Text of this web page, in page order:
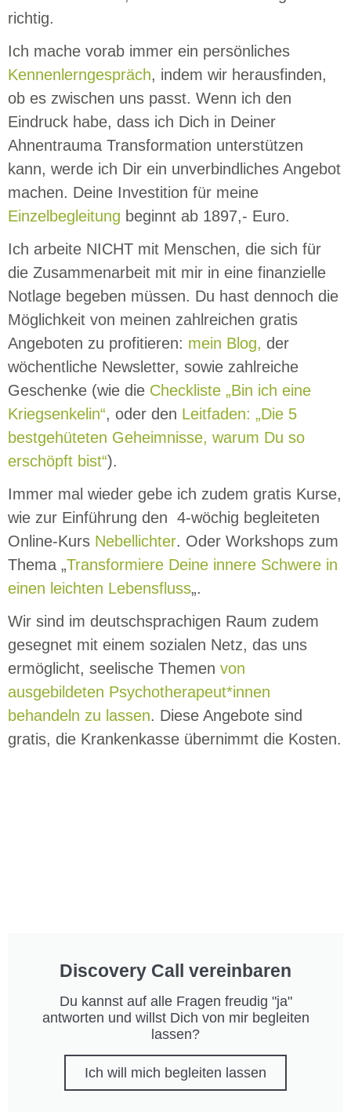
richtig.
Ich mache vorab immer ein persönliches
Kennenlerngespräch, indem wir herausfinden,
ob es zwischen uns passt. Wenn ich den
Eindruck habe, dass ich Dich in Deiner
Ahnentrauma Transformation unterstützen
kann, werde ich Dir ein unverbindliches Angebot
machen. Deine Investition für meine
Einzelbegleitung beginnt ab 1897,- Euro.
Ich arbeite NICHT mit Menschen, die sich für
die Zusammenarbeit mit mir in eine finanzielle
Notlage begeben müssen. Du hast dennoch die
Möglichkeit von meinen zahlreichen gratis
Angeboten zu profitieren: mein Blog, der
wöchentliche Newsletter, sowie zahlreiche
Geschenke (wie die Checkliste „Bin ich eine
Kriegsenkelin“, oder den Leitfaden: „Die 5
bestgehüteten Geheimnisse, warum Du so
erschöpft bist“).
Immer mal wieder gebe ich zudem gratis Kurse,
wie zur Einführung den 4-wöchig begleiteten
Online-Kurs Nebellichter. Oder Workshops zum
Thema „Transformiere Deine innere Schwere in
einen leichten Lebensfluss„.
Wir sind im deutschsprachigen Raum zudem
gesegnet mit einem sozialen Netz, das uns
ermöglicht, seelische Themen von
ausgebildeten Psychotherapeut*innen
behandeln zu lassen. Diese Angebote sind
gratis, die Krankenkasse übernimmt die Kosten.
Discovery Call vereinbaren
Du kannst auf alle Fragen freudig "ja"
antworten und willst Dich von mir begleiten
lassen?
Ich will mich begleiten lassen